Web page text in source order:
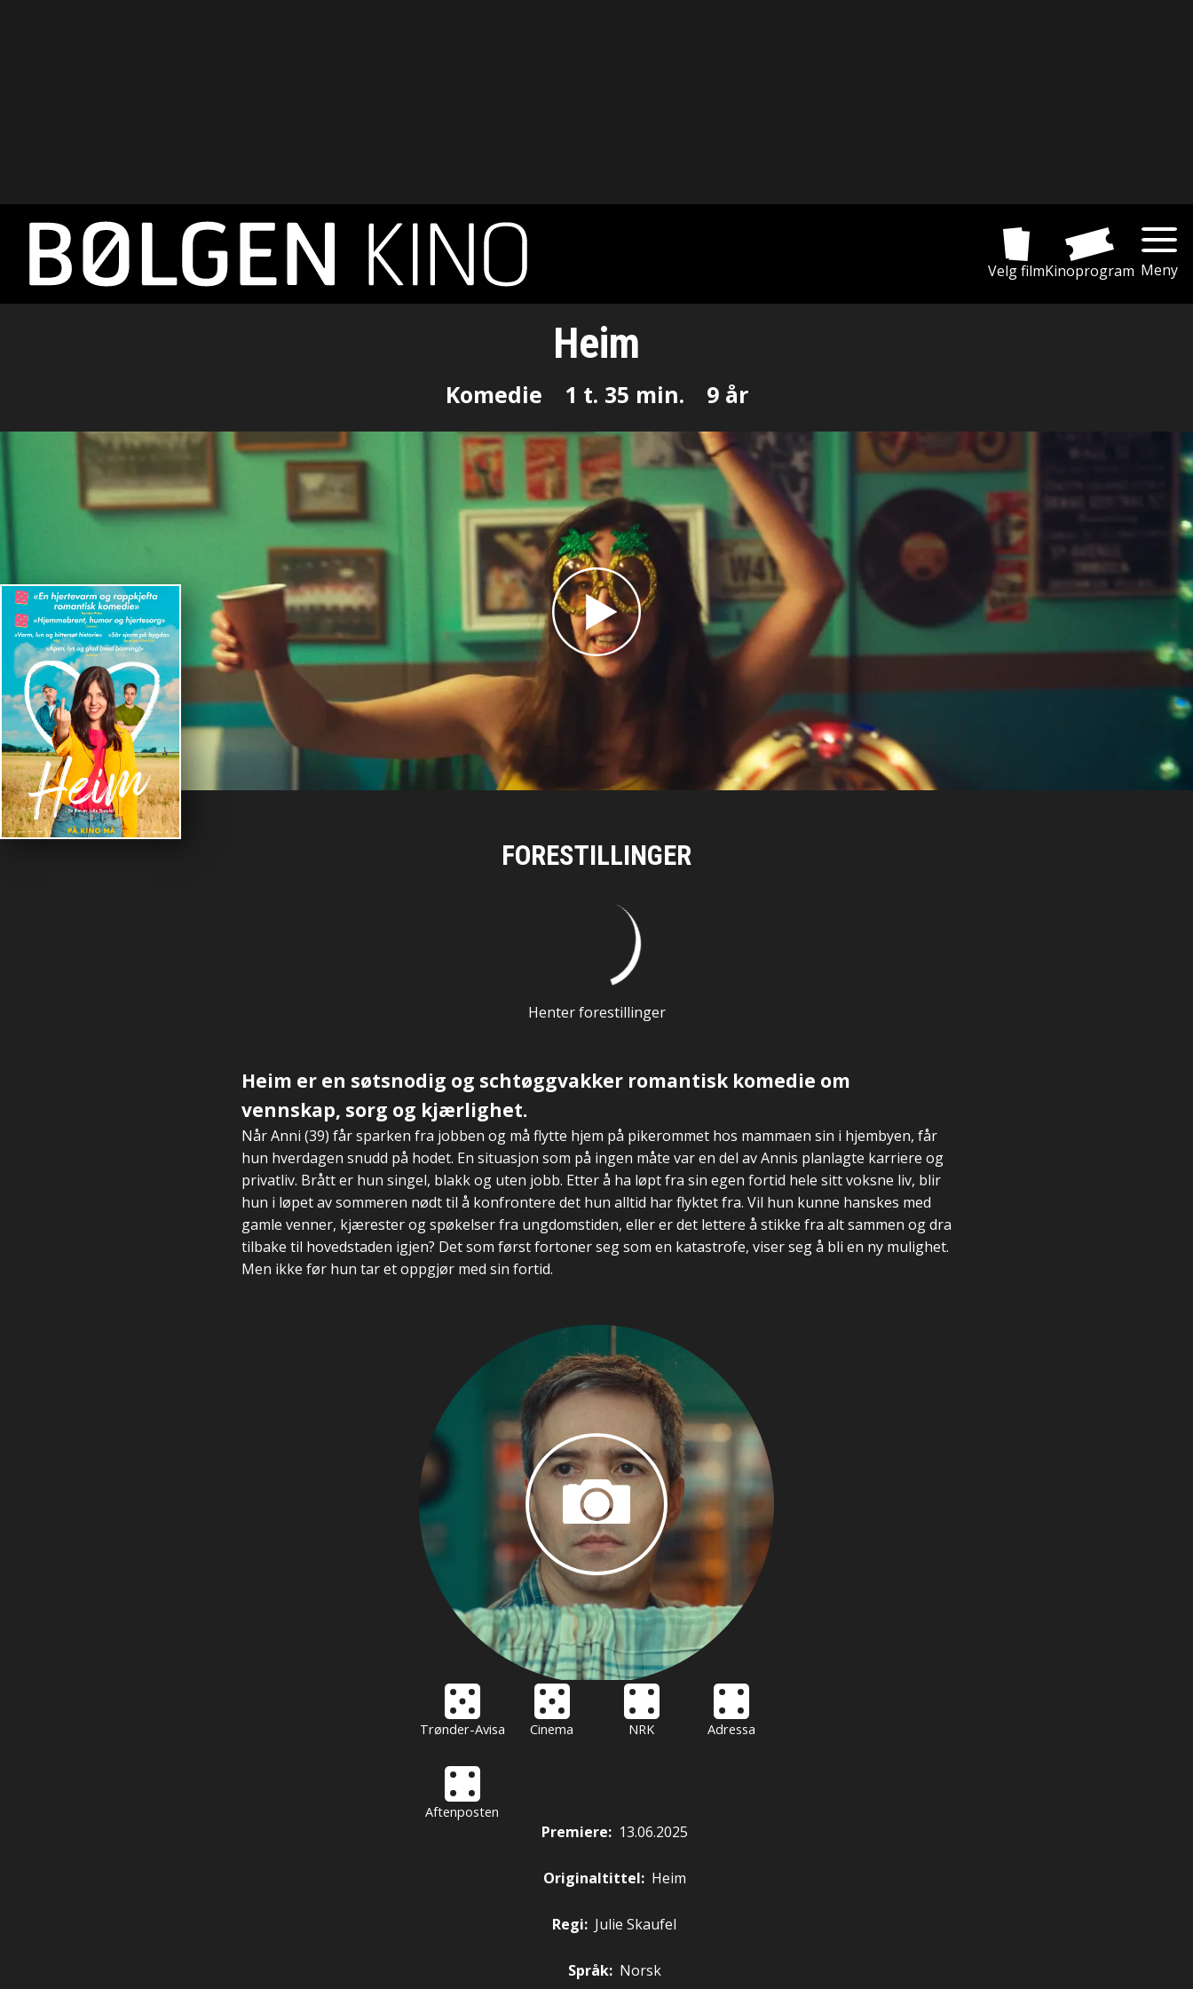
Velg filmKinoprogram Meny
Heim
Komedie 1 t. 35 min. 9 år
FORESTILLINGER
Henter forestillinger
Heim er en søtsnodig og schtøggvakker romantisk komedie om
vennskap, sorg og kjærlighet.
Når Anni (39) får sparken fra jobben og må flytte hjem på pikerommet hos mammaen sin i hjembyen, får
hun hverdagen snudd på hodet. En situasjon som på ingen måte var en del av Annis planlagte karriere og
privatliv. Brått er hun singel, blakk og uten jobb. Etter å ha løpt fra sin egen fortid hele sitt voksne liv, blir
hun i løpet av sommeren nødt til å konfrontere det hun alltid har flyktet fra. Vil hun kunne hanskes med
gamle venner, kjærester og spøkelser fra ungdomstiden, eller er det lettere å stikke fra alt sammen og dra
tilbake til hovedstaden igjen? Det som først fortoner seg som en katastrofe, viser seg å bli en ny mulighet.
Men ikke før hun tar et oppgjør med sin fortid.
Trønder-Avisa Cinema NRK Adressa
Aftenposten
Premiere: 13.06.2025
Originaltittel: Heim
Regi: Julie Skaufel
Språk: Norsk